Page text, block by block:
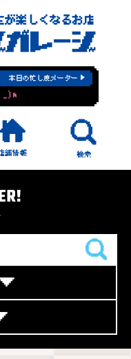
本日の忙し度メーター